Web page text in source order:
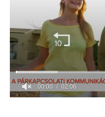
00:01 02:06